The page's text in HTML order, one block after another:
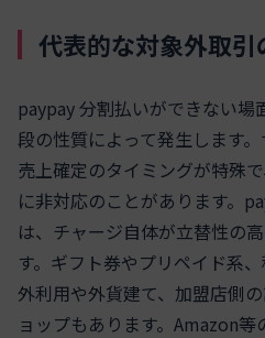
代表的な対象外取引
paypay 分割払いができない
段の性質によって発生します
売上確定のタイミングが特殊
に非対応のことがあります。
は、チャージ自体が立替性の
す。ギフト券やプリペイド系
外利用や外貨建て、加盟店側
ョップもあります。Amazon